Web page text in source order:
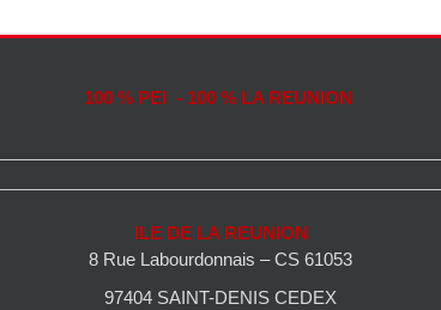
100 % PEI - 100 % LA REUNION
ILE DE LA REUNION
8 Rue Labourdonnais – CS 61053
97404 SAINT-DENIS CEDEX